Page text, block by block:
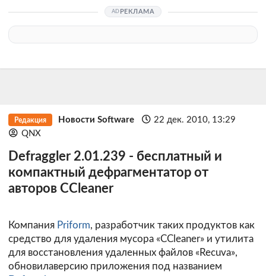
РЕКЛАМА
Редакция Новости Software
22 дек. 2010, 13:29
QNX
Defraggler 2.01.239 - бесплатный и
компактный дефрагментатор от
авторов CCleaner
Компания Priform, разработчик таких продуктов как
средство для удаления мусора «CCleaner» и утилита
для восстановления удаленных файлов «Recuva»,
обновилаверсию приложения под названием